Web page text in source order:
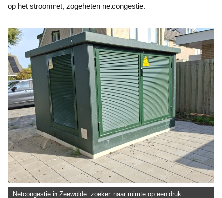
op het stroomnet, zogeheten netcongestie.
Netcongestie in Zeewolde: zoeken naar ruimte op een druk